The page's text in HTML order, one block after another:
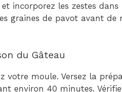
incorporez les zestes
graines de pavot avant de
du Gâteau
votre moule. Versez la
environ 40 minutes.